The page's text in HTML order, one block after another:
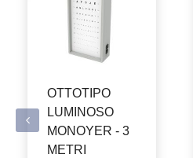
OTTOTIPO
LUMINOSO
MONOYER - 3
METRI